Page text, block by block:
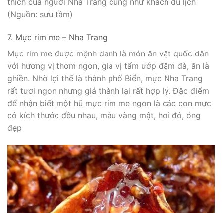
thích của người Nha Trang cũng như khách du lịch
(Nguồn: sưu tầm)
7. Mực rim me – Nha Trang
Mực rim me được mệnh danh là món ăn vặt quốc dân
với hương vị thơm ngon, gia vị tẩm ướp đậm đà, ăn là
ghiền. Nhờ lợi thế là thành phố Biển, mực Nha Trang
rất tươi ngon nhưng giá thành lại rất hợp lý. Đặc điểm
để nhận biết một hũ mực rim me ngon là các con mực
có kích thước đều nhau, màu vàng mật, hơi đỏ, óng
đẹp